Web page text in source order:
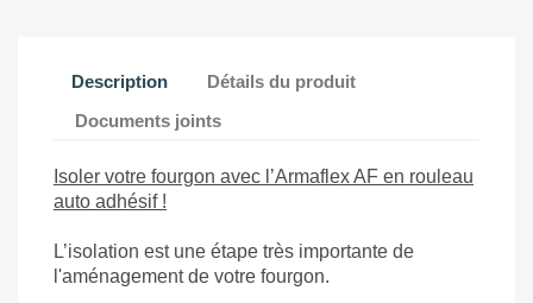
Description
Détails du produit
Documents joints
Isoler votre fourgon avec l’Armaflex AF en rouleau
auto adhésif !
L’isolation est une étape très importante de
l'aménagement de votre fourgon.